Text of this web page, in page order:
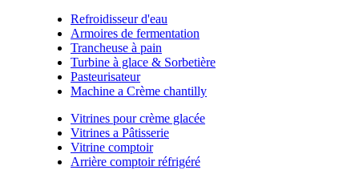
Refroidisseur d'eau
Armoires de fermentation
Trancheuse à pain
Turbine à glace & Sorbetière
Pasteurisateur
Machine a Crème chantilly
Vitrines pour crème glacée
Vitrines a Pâtisserie
Vitrine comptoir
Arrière comptoir réfrigéré